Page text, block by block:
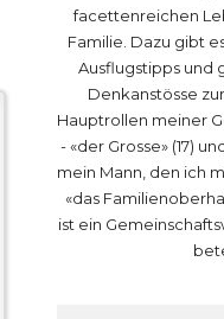
facettenreichen
Familie. Dazu gibt
Ausflugstipps und
Denkanstösse
Hauptrollen meiner
- «der Grosse» (17)
mein Mann, den ich
«das
ist ein